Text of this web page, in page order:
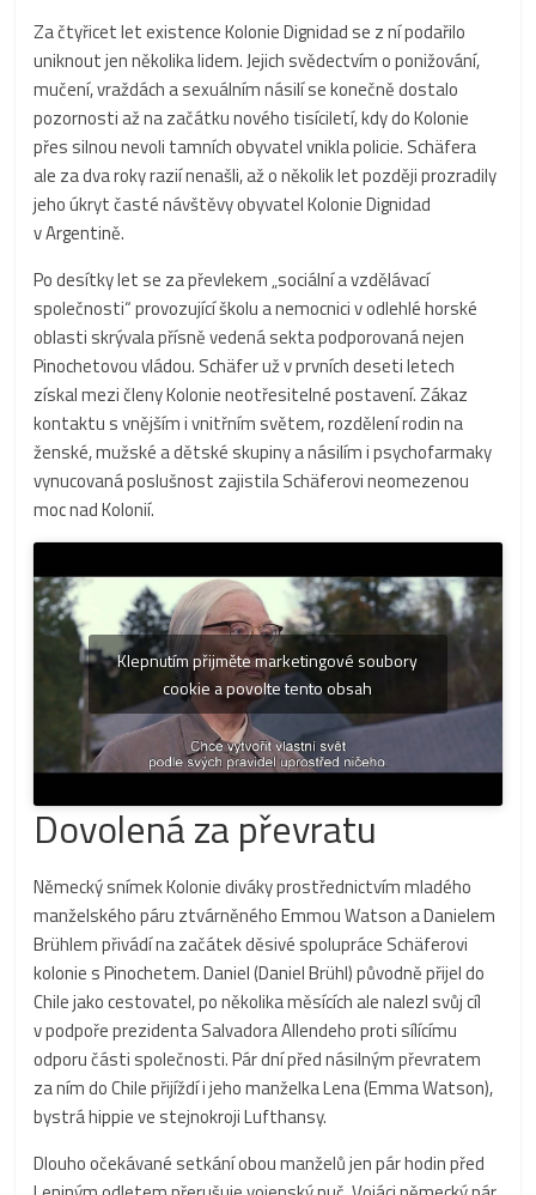
Za čtyřicet let existence Kolonie Dignidad se z ní podařilo
uniknout jen několika lidem. Jejich svědectvím o ponižování,
mučení, vraždách a sexuálním násilí se konečně dostalo
pozornosti až na začátku nového tisíciletí, kdy do Kolonie
přes silnou nevoli tamních obyvatel vnikla policie. Schäfera
ale za dva roky razií nenašli, až o několik let později prozradily
jeho úkryt časté návštěvy obyvatel Kolonie Dignidad
v Argentině.
Po desítky let se za převlekem „sociální a vzdělávací
společnosti“ provozující školu a nemocnici v odlehlé horské
oblasti skrývala přísně vedená sekta podporovaná nejen
Pinochetovou vládou. Schäfer už v prvních deseti letech
získal mezi členy Kolonie neotřesitelné postavení. Zákaz
kontaktu s vnějším i vnitřním světem, rozdělení rodin na
ženské, mužské a dětské skupiny a násilím i psychofarmaky
vynucovaná poslušnost zajistila Schäferovi neomezenou
moc nad Kolonií.
Klepnutím přijměte marketingové soubory
cookie a povolte tento obsah
Dovolená za převratu
Německý snímek Kolonie diváky prostřednictvím mladého
manželského páru ztvárněného Emmou Watson a Danielem
Brühlem přivádí na začátek děsivé spolupráce Schäferovi
kolonie s Pinochetem. Daniel (Daniel Brühl) původně přijel do
Chile jako cestovatel, po několika měsících ale nalezl svůj cíl
v podpoře prezidenta Salvadora Allendeho proti sílícímu
odporu části společnosti. Pár dní před násilným převratem
za ním do Chile přijíždí i jeho manželka Lena (Emma Watson),
bystrá hippie ve stejnokroji Lufthansy.
Dlouho očekávané setkání obou manželů jen pár hodin před